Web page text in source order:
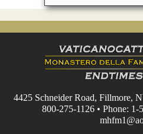
4425 Schneider Road, Fillmore,
800-275-1126 • Phone: